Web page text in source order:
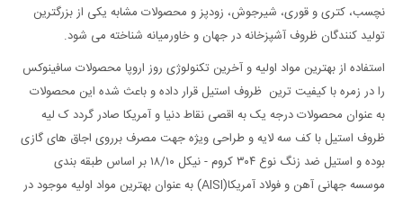
نچسب، کتری و قوری، شیرجوش، زودپز و محصولات مشابه یکی از بزرگترین
تولید کنندگان ظروف آشپزخانه در جهان و خاورمیانه شناخته می شود.
استفاده از بهترین مواد اولیه و آخرین تکنولوژی روز اروپا محصولات سافینوکس
را در زمره با کیفیت ترین ظروف استیل قرار داده و باعث شده این محصولات
به عنوان محصولات درجه یک به اقصی نقاط دنیا و آمریکا صادر گردد ک لیه
ظروف استیل با کف سه لایه و طراحی ویژه جهت مصرف برروی اجاق های گازی
بوده و استیل ضد زنگ نوع ۳۰۴ کروم - نیکل ۱۸/۱۰ بر اساس طبقه بندی
موسسه جهانی آهن و فولاد آمریکا(AISI) به عنوان بهترین مواد اولیه موجود در